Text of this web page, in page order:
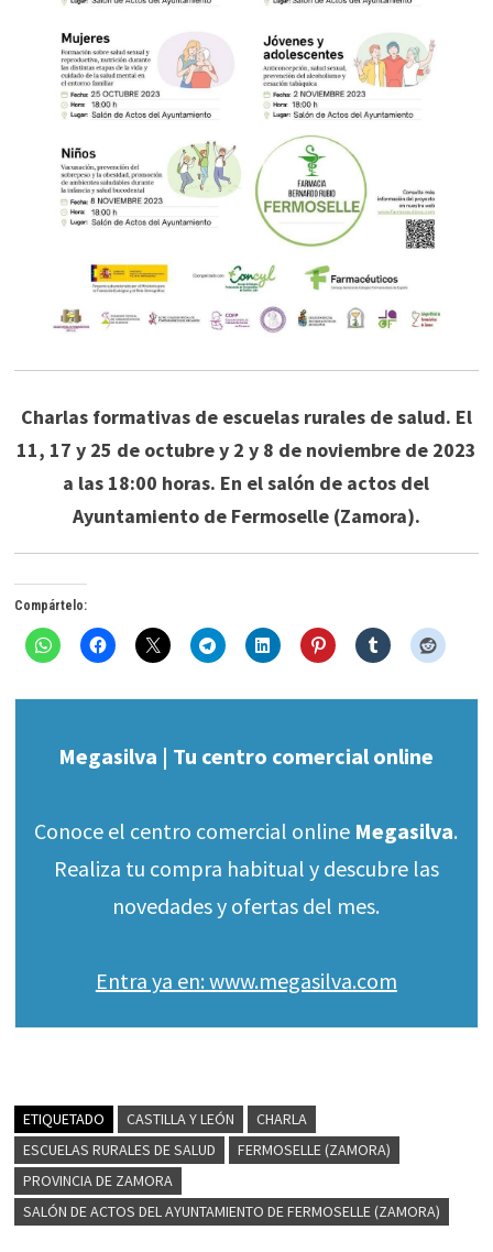
Charlas formativas de escuelas rurales de salud. El
11, 17 y 25 de octubre y 2 y 8 de noviembre de 2023
a las 18:00 horas. En el salón de actos del
Ayuntamiento de Fermoselle (Zamora).
Compártelo:
Megasilva | Tu centro comercial online
Conoce el centro comercial online Megasilva.
Realiza tu compra habitual y descubre las
novedades y ofertas del mes.
Entra ya en: www.megasilva.com
ETIQUETADO CASTILLA Y LEÓN
CHARLA
ESCUELAS RURALES DE SALUD
FERMOSELLE (ZAMORA)
PROVINCIA DE ZAMORA
SALÓN DE ACTOS DEL AYUNTAMIENTO DE FERMOSELLE (ZAMORA)